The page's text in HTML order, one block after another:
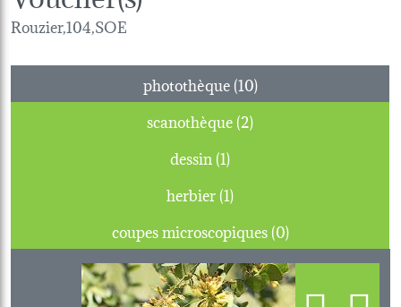
Rouzier,104,SOE
photothèque (10)
scanothèque (2)
dessin (1)
herbier (1)
coupes microscopiques (0)